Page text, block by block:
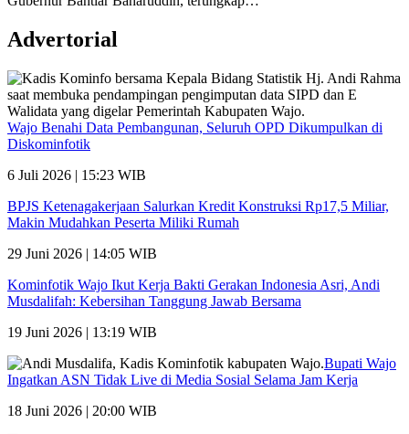
Advertorial
Wajo Benahi Data Pembangunan, Seluruh OPD Dikumpulkan di
Diskominfotik
6 Juli 2026 | 15:23 WIB
BPJS Ketenagakerjaan Salurkan Kredit Konstruksi Rp17,5 Miliar,
Makin Mudahkan Peserta Miliki Rumah
29 Juni 2026 | 14:05 WIB
Kominfotik Wajo Ikut Kerja Bakti Gerakan Indonesia Asri, Andi
Musdalifah: Kebersihan Tanggung Jawab Bersama
19 Juni 2026 | 13:19 WIB
Bupati Wajo
Ingatkan ASN Tidak Live di Media Sosial Selama Jam Kerja
18 Juni 2026 | 20:00 WIB